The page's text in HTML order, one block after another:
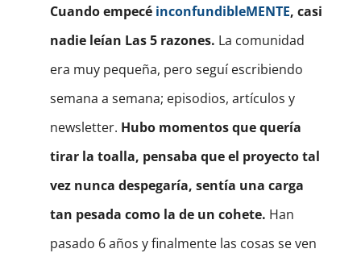
Cuando empecé inconfundibleMENTE, casi
nadie leían Las 5 razones. La comunidad
era muy pequeña, pero seguí escribiendo
semana a semana; episodios, artículos y
newsletter. Hubo momentos que quería
tirar la toalla, pensaba que el proyecto tal
vez nunca despegaría, sentía una carga
tan pesada como la de un cohete. Han
pasado 6 años y finalmente las cosas se ven